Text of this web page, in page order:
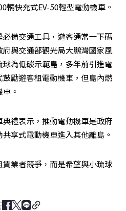
輛快充式EV-50輕型電動機車。
備交通工具，遊客通常一下碼
與交通部觀光局大鵬灣國家風
為低碳示範島，多年前引進電
勵遊客租電動機車，但島內燃
。
禮表示，推動電動機車是政府
享式電動機車進入其他離島。
業者競爭，而是希望與小琉球